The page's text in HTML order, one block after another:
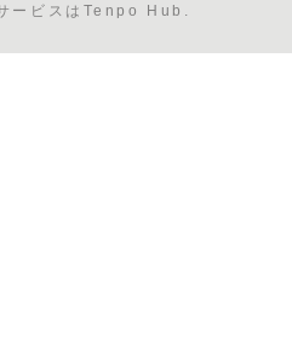
ービスはTenpo Hub.